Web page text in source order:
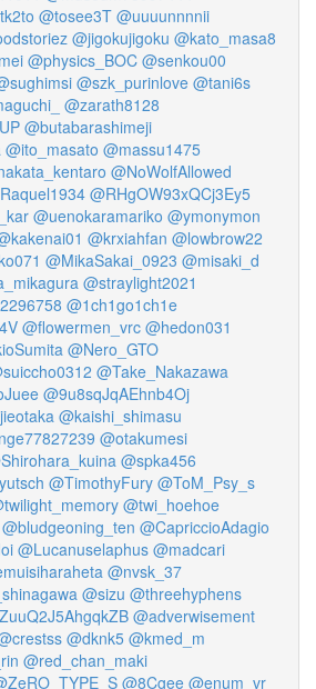
@tosee3T @uuuunnnnii
@jigokujigoku @kato_masa8
@physics_BOC @senkou00
@szk_purinlove @tani6s
@zarath8128
@butabarashimeji
@ito_masato @massu1475
@NoWolfAllowed
@RHgOW93xQCj3Ey5
@uenokaramariko @ymonymon
@krxiahfan @lowbrow22
@MikaSakai_0923 @misaki_d
@straylight2021
@1ch1go1ch1e
@flowermen_vrc @hedon031
@Nero_GTO
@Take_Nakazawa
@9u8sqJqAEhnb4Oj
@kaishi_shimasu
@otakumesi
@spka456
@TimothyFury @ToM_Psy_s
@twi_hoehoe
@bludgeoning_ten @CapriccioAdagio
@Lucanuselaphus @madcari
@nvsk_37
@sizu @threehyphens
@adverwisement
@dknk5 @kmed_m
@red_chan_maki
@8Cgee @enum_vr